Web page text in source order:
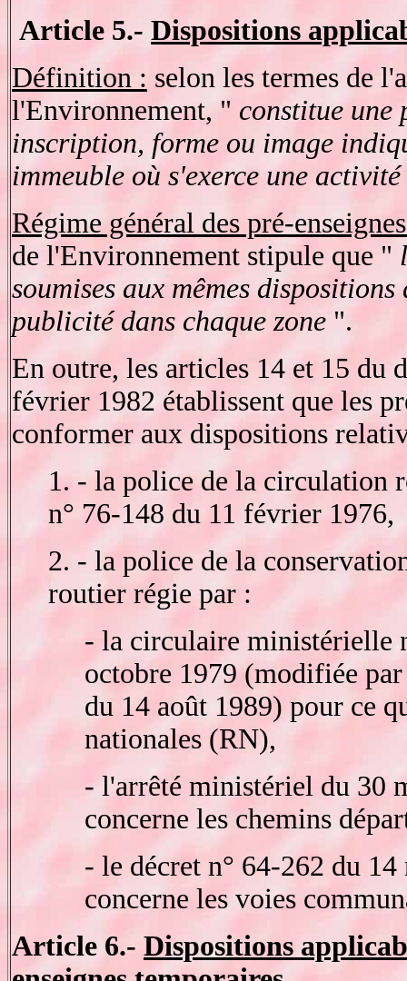
Article 5.- Dispositions
Définition : selon les termes de
l'Environnement, " constitue une
inscription, forme ou image
immeuble où s'exerce une
Régime général des pré-
de l'Environnement stipule que "
soumises aux mêmes
publicité dans chaque zone ".
En outre, les articles 14 et 15 du
février 1982 établissent que les
conformer aux dispositions
1. - la police de la circulation
n° 76-148 du 11 février 1976,
2. - la police de la
routier régie par :
- la circulaire ministérielle
octobre 1979 (modifiée
du 14 août 1989) pour ce
nationales (RN),
- l'arrêté ministériel du 30
concerne les chemins
- le décret n° 64-262 du
concerne les voies
Article 6.- Dispositions